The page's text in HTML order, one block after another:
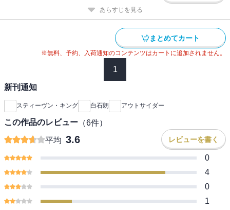
あらすじを見る
まとめてカート
※無料、予約、入荷通知のコンテンツはカートに追加されません。
1
新刊通知
スティーヴン・キング 白石朗 アウトサイダー
この作品のレビュー （6件）
平均 3.6 レビューを書く
0
4
0
1